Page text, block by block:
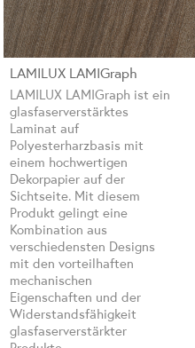
LAMILUX LAMIGraph
LAMILUX LAMIGraph ist ein
glasfaserverstärktes
Laminat auf
Polyesterharzbasis mit
einem hochwertigen
Dekorpapier auf der
Sichtseite. Mit diesem
Produkt gelingt eine
Kombination aus
verschiedensten Designs
mit den vorteilhaften
mechanischen
Eigenschaften und der
Widerstandsfähigkeit
glasfaserverstärkter